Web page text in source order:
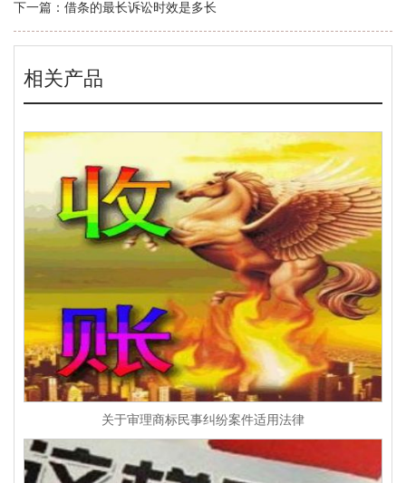
下一篇： 借条的最长诉讼时效是多长
相关产品
关于审理商标民事纠纷案件适用法律